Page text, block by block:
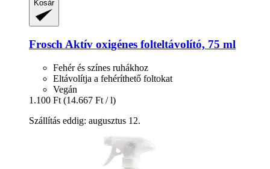
Kosár
Frosch Aktív oxigénes folteltávolító, 75 ml
Fehér és színes ruhákhoz
Eltávolítja a fehéríthető foltokat
Vegán
1.100 Ft (14.667 Ft / l)
Szállítás eddig: augusztus 12.